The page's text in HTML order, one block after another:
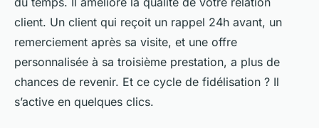
client. Un client qui reçoit un rappel 24h avant, un
remerciement après sa visite, et une offre
personnalisée à sa troisième prestation, a plus de
chances de revenir. Et ce cycle de fidélisation ? Il
s’active en quelques clics.